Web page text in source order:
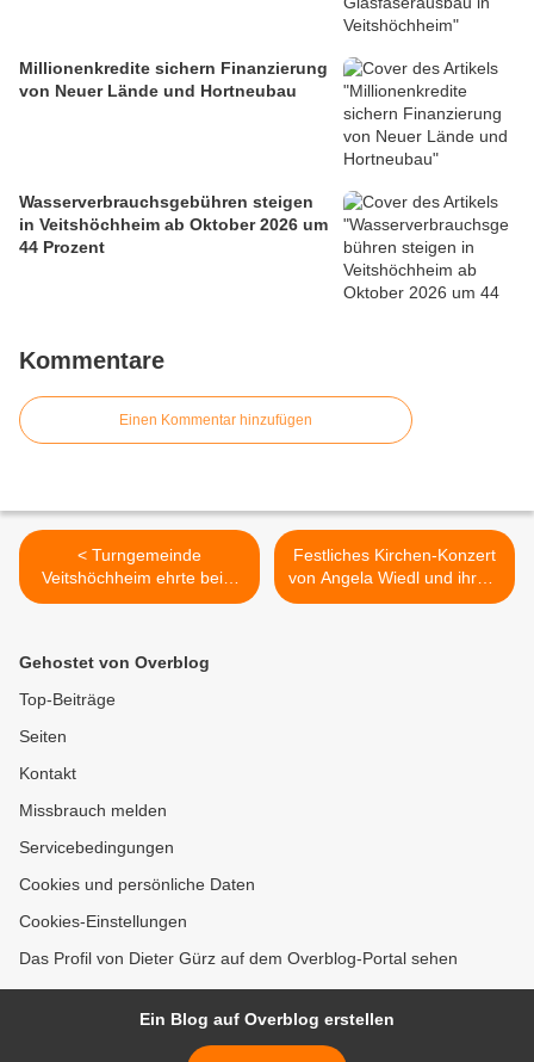
Millionenkredite sichern Finanzierung
von Neuer Lände und Hortneubau
Wasserverbrauchsgebühren steigen
in Veitshöchheim ab Oktober 2026 um
44 Prozent
Kommentare
Einen Kommentar hinzufügen
< Turngemeinde
Veitshöchheim ehrte beim
Übungs- und
Festliches Kirchen-Konzert
von Angela Wiedl und ihrem
Ensemble in der
Gehostet von Overblog
Top-Beiträge
Seiten
Kontakt
Missbrauch melden
Servicebedingungen
Cookies und persönliche Daten
Cookies-Einstellungen
Das Profil von Dieter Gürz auf dem Overblog-Portal sehen
Ein Blog auf Overblog erstellen